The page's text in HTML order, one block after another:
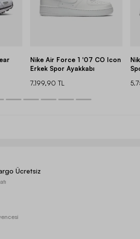
Nike Air Force 1 '07 CO Icon
Erkek Spor Ayakkabı
7.199,90 TL
Ücretsiz